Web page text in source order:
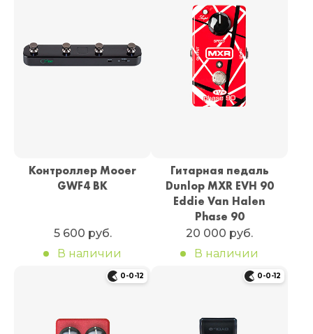
Контроллер Mooer
GWF4 BK
5 600 руб.
В наличии
Гитарная педаль
Dunlop MXR EVH 90
Eddie Van Halen
Phase 90
20 000 руб.
В наличии
0-0-12 0-0-12